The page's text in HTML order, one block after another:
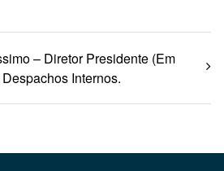
– Diretor Presidente (Em
Internos.